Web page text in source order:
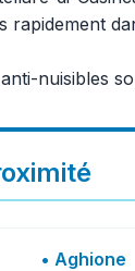
rapidement
nuisibles
• Aghione